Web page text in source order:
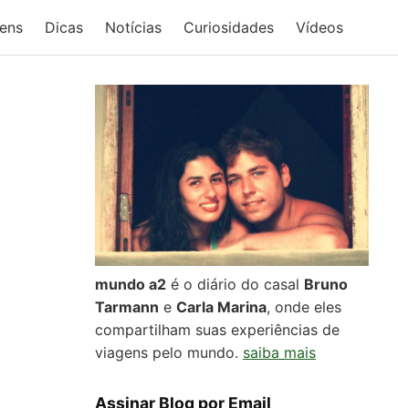
Dicas Notícias Curiosidades Vídeos
mundo a2 é o diário do casal Bruno
Tarmann e Carla Marina, onde eles
compartilham suas experiências de
viagens pelo mundo. saiba mais
Assinar Blog por Email